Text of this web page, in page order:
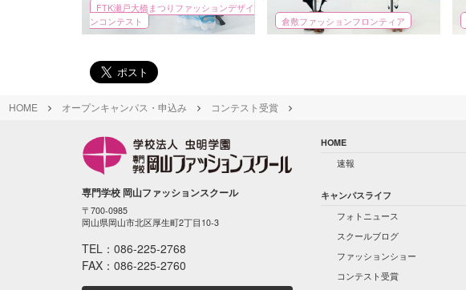
FTK瀬戸大橋まつりファッションデザイ
ンコンテスト
倉敷ファッションフロンティア
HOME オープンキャンパス・申込み コンテスト受賞
専門学校 岡山ファッションスクール
〒700-0985
岡山県岡山市北区厚生町2丁目10-3
TEL： 086-225-2768
FAX：086-225-2760
HOME
速報
キャンパスライフ
フォトニュース
スクールブログ
ファッションショー
コンテスト受賞